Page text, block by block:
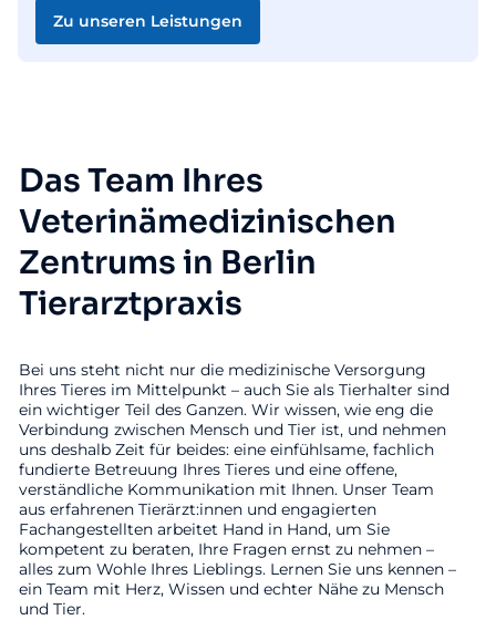
Zu unseren Leistungen
Das Team Ihres
Veterinämedizinischen
Zentrums in Berlin
Tierarztpraxis
Bei uns steht nicht nur die medizinische Versorgung
Ihres Tieres im Mittelpunkt – auch Sie als Tierhalter sind
ein wichtiger Teil des Ganzen. Wir wissen, wie eng die
Verbindung zwischen Mensch und Tier ist, und nehmen
uns deshalb Zeit für beides: eine einfühlsame, fachlich
fundierte Betreuung Ihres Tieres und eine offene,
verständliche Kommunikation mit Ihnen. Unser Team
aus erfahrenen Tierärzt:innen und engagierten
Fachangestellten arbeitet Hand in Hand, um Sie
kompetent zu beraten, Ihre Fragen ernst zu nehmen –
alles zum Wohle Ihres Lieblings. Lernen Sie uns kennen –
ein Team mit Herz, Wissen und echter Nähe zu Mensch
und Tier.